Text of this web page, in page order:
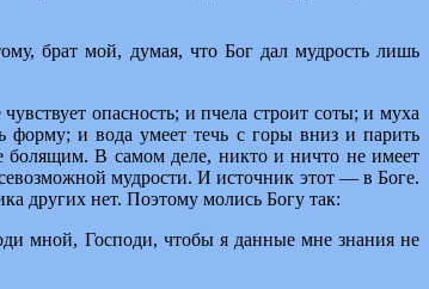
брат мой, думая, что Бог дал мудрость лишь
опасность; и пчела строит соты; и муха
форму; и вода умеет течь с горы вниз и парить
болящим. В самом деле, никто и ничто не имеет
мудрости. И источник этот — в Боге.
других нет. Поэтому молись Богу так:
мной, Господи, чтобы я данные мне знания не